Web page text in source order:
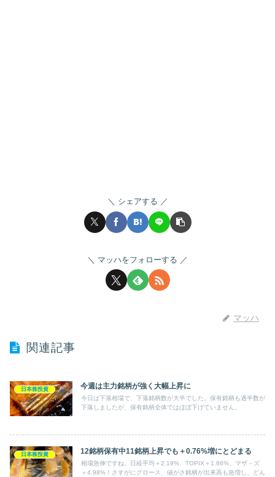
シェアする
マッハをフォローする
マッハ
関連記事
日本株投資 今週は主力銘柄が強く大幅上昇に
今日は下落相場で、下落銘柄数が大半でした。保有銘柄も過半数が
下落しましたが、保有銘柄全体ではほぼ下げていません。
日本株投資 12銘柄保有中11銘柄上昇でも＋0.76%増にとどまる
相場急伸ですね。日経平均＋2.19%、TOPIX＋1.86%、マザ－ズ
＋4.98%！さすがにグロース、値がさ銘柄が出来高も急増し、どん